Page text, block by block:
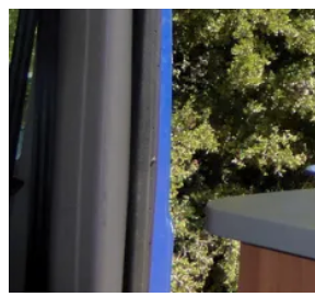
Zum
Inhalt
springen